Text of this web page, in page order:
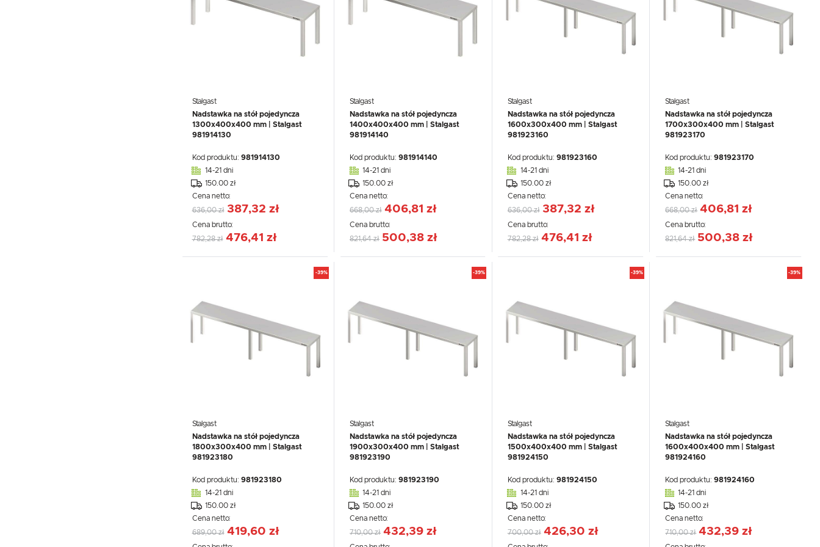
Stalgast
Nadstawka na stół pojedyncza
1300x400x400 mm | Stalgast
981914130
Kod produktu: 981914130
14-21 dni
150.00 zł
Cena netto:
636,00 zł 387,32 zł
Cena brutto:
782,28 zł 476,41 zł
Stalgast
Nadstawka na stół pojedyncza
1400x400x400 mm | Stalgast
981914140
Kod produktu:981914140
14-21 dni
150.00 zł
Cena netto:
668,00 zł 406,81 zł
Cena brutto:
821,64 zł 500,38 zł
Stalgast
Nadstawka na stół pojedyncza
1600x300x400 mm | Stalgast
981923160
Kod produktu: 981923160
14-21 dni
150.00 zł
Cena netto:
636,00 zł 387,32 zł
Cena brutto:
782,28 zł 476,41 zł
Stalgast
Nadstawka na stół pojedyncza
1700x300x400 mm | Stalgast
981923170
Kod produktu:981923170
14-21 dni
150.00 zł
Cena netto:
668,00 zł 406,81 zł
Cena brutto:
821,64 zł 500,38 zł
-39%
Stalgast
Nadstawka na stół pojedyncza
1800x300x400 mm | Stalgast
981923180
Kod produktu: 981923180
14-21 dni
150.00 zł
Cena netto:
689,00 zł 419,60 zł
-39%
Stalgast
Nadstawka na stół pojedyncza
1900x300x400 mm | Stalgast
981923190
Kod produktu:981923190
14-21 dni
150.00 zł
Cena netto:
710,00 zł 432,39 zł
-39%
Stalgast
Nadstawka na stół pojedyncza
1500x400x400 mm | Stalgast
981924150
Kod produktu: 981924150
14-21 dni
150.00 zł
Cena netto:
700,00 zł 426,30 zł
-39%
Stalgast
Nadstawka na stół pojedyncza
1600x400x400 mm | Stalgast
981924160
Kod produktu:981924160
14-21 dni
150.00 zł
Cena netto:
710,00 zł 432,39 zł